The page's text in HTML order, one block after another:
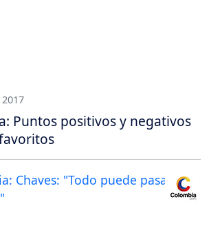
Puntos positivos y negativos